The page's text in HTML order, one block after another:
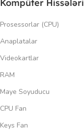
Kompüter Hissələri
Prosessorlar (CPU)
Anaplatalar
Videokartlar
RAM
Maye Soyuducu
CPU Fan
Keys Fan